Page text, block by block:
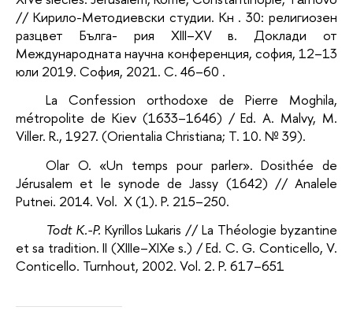
// Кирило-Методиевски студии. Кн . 30: религиозен
разцвет Бълга- рия XIII–XV в. Доклади от
Международната научна конференция, софия, 12–13
юли 2019. София, 2021. С. 46–60 .
La Confession orthodoxe de Pierre Moghila,
métropolite de Kiev (1633–1646) / Ed. A. Malvy, M.
Viller. R., 1927. (Orientalia Christiana; T. 10. № 39).
Olar O. «Un temps pour parler». Dosithée de
Jérusalem et le synode de Jassy (1642) // Analele
Putnei. 2014. Vol. X (1). P. 215–250.
Todt K.-P. Kyrillos Lukaris // La Théologie byzantine
et sa tradition. II (XIIIe–XIXe s.) / Ed. C. G. Conticello, V.
Conticello. Turnhout, 2002. Vol. 2. P. 617–651